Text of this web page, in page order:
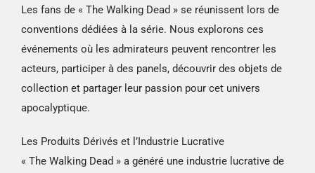
Les fans de « The Walking Dead » se réunissent lors de
conventions dédiées à la série. Nous explorons ces
événements où les admirateurs peuvent rencontrer les
acteurs, participer à des panels, découvrir des objets de
collection et partager leur passion pour cet univers
apocalyptique.
Les Produits Dérivés et l’Industrie Lucrative
« The Walking Dead » a généré une industrie lucrative de